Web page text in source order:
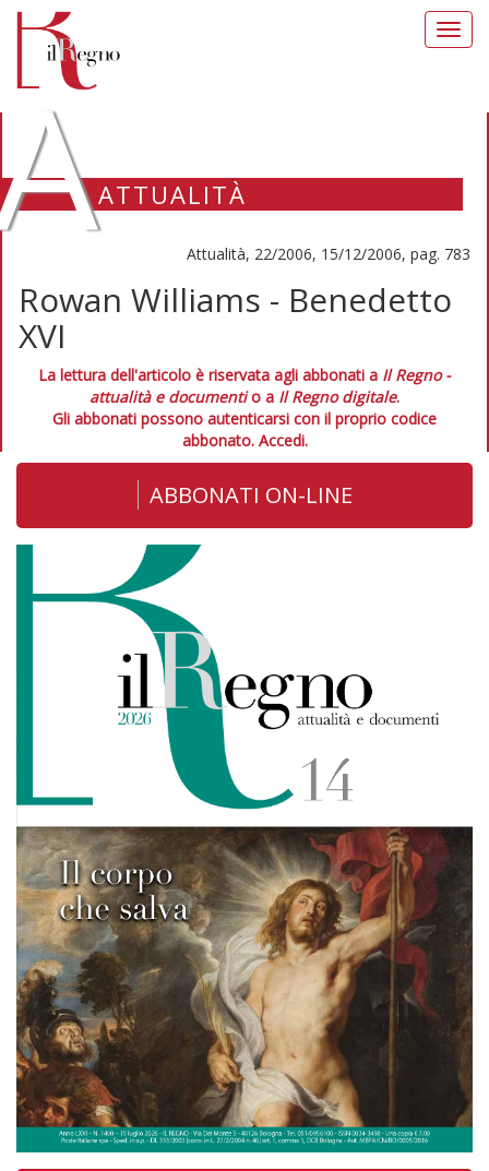
ATTUALITÀ
Attualità, 22/2006, 15/12/2006, pag. 783
Rowan Williams - Benedetto
XVI
La lettura dell'articolo è riservata agli abbonati a Il Regno -
attualità e documentio a Il Regno digitale.
Gli abbonati possono autenticarsi con il proprio codice
abbonato. Accedi.
ABBONATI ON-LINE